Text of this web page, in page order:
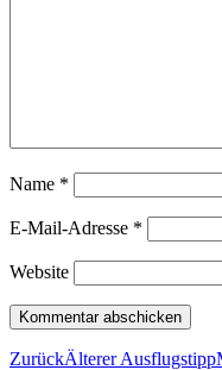
Name *
E-Mail-Adresse *
Website
ZurückÄlterer Ausflugstipp